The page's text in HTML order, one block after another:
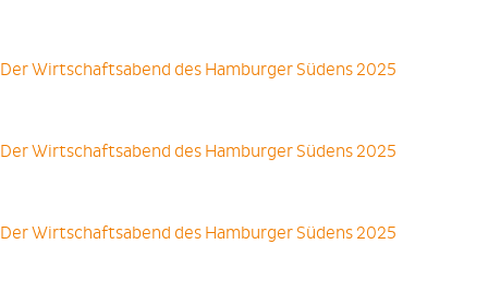
Der Wirtschaftsabend des Hamburger Südens 2025
Der Wirtschaftsabend des Hamburger Südens 2025
Der Wirtschaftsabend des Hamburger Südens 2025